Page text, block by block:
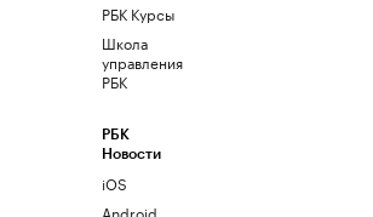
РБК Курсы
Школа
управления
РБК
РБК
Новости
iOS
Android